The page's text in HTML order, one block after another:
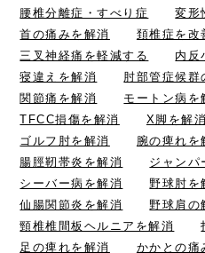
腰椎分離症・すべり症
変形
首の痛みを解消
頚椎症を改
三叉神経痛を軽減する
内反
寝違えを解消
肘部管症候群
関節痛を解消
モートン病を
TFCC損傷を解消
X脚を解消
ゴルフ肘を解消
腕の痺れを
腸脛靭帯炎を解消
ジャンパ
シーバー病を解消
野球肘を
仙腸関節炎を解消
野球肩の
頸椎椎間板ヘルニアを解消
足の痺れを解消
かかとの痛